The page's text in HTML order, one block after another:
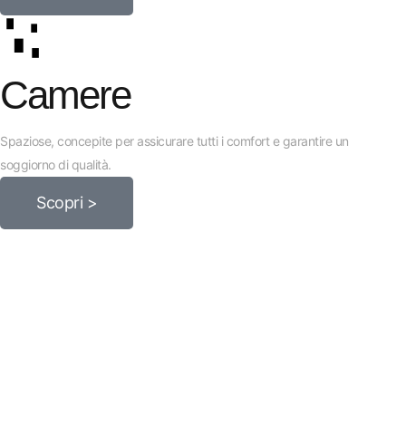
Camere
Spaziose, concepite per assicurare tutti i comfort e garantire un
soggiorno di qualità.
Scopri >